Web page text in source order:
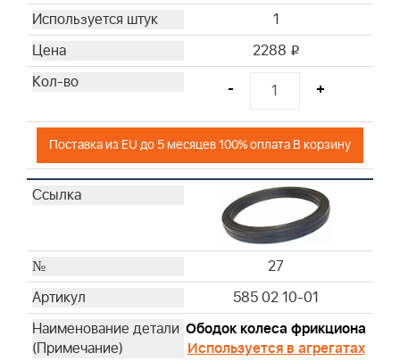
1
2288 i
- +
Поставка из EU до 5 месяцев 100% оплата В корзину
27
585 02 10-01
Ободок колеса фрикциона
Используется в агрегатах